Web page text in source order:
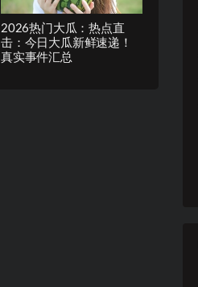
2026热门大瓜：热点直
击：今日大瓜新鲜速递！
真实事件汇总